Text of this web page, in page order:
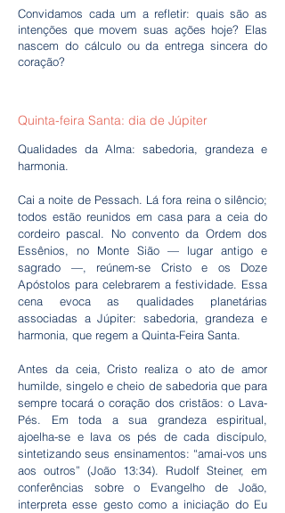
Convidamos cada um a refletir: quais são as
intenções que movem suas ações hoje? Elas
nascem do cálculo ou da entrega sincera do
coração?
Quinta-feira Santa: dia de Júpiter
Qualidades da Alma: sabedoria, grandeza e
harmonia.
Cai a noite de Pessach. Lá fora reina o silêncio;
todos estão reunidos em casa para a ceia do
cordeiro pascal. No convento da Ordem dos
Essênios, no Monte Sião — lugar antigo e
sagrado —, reúnem-se Cristo e os Doze
Apóstolos para celebrarem a festividade. Essa
cena evoca as qualidades planetárias
associadas a Júpiter: sabedoria, grandeza e
harmonia, que regem a Quinta-Feira Santa.
Antes da ceia, Cristo realiza o ato de amor
humilde, singelo e cheio de sabedoria que para
sempre tocará o coração dos cristãos: o Lava-
Pés. Em toda a sua grandeza espiritual,
ajoelha-se e lava os pés de cada discípulo,
sintetizando seus ensinamentos: “amai-vos uns
aos outros” (João 13:34). Rudolf Steiner, em
conferências sobre o Evangelho de João,
interpreta esse gesto como a iniciação do Eu